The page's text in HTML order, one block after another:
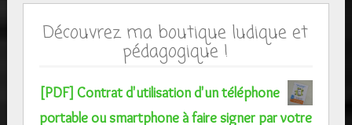
Découvrez ma boutique ludique et
pédagogique !
[PDF] Contrat d'utilisation d'un téléphone
portable ou smartphone à faire signer par votre